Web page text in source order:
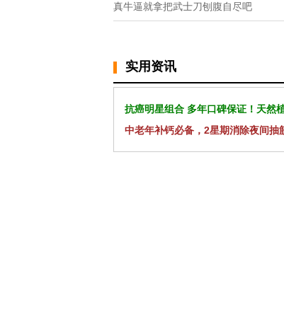
真牛逼就拿把武士刀刨腹自尽吧
实用资讯
抗癌明星组合 多年口碑保证！天然
中老年补钙必备，2星期消除夜间